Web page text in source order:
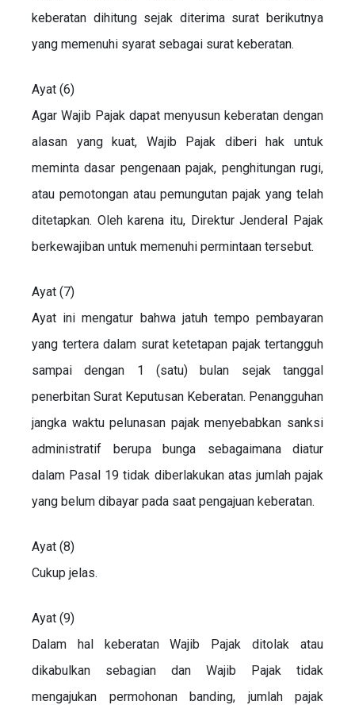
keberatan dihitung sejak diterima surat berikutnya
yang memenuhi syarat sebagai surat keberatan.
Ayat (6)
Agar Wajib Pajak dapat menyusun keberatan dengan
alasan yang kuat, Wajib Pajak diberi hak untuk
meminta dasar pengenaan pajak, penghitungan rugi,
atau pemotongan atau pemungutan pajak yang telah
ditetapkan. Oleh karena itu, Direktur Jenderal Pajak
berkewajiban untuk memenuhi permintaan tersebut.
Ayat (7)
Ayat ini mengatur bahwa jatuh tempo pembayaran
yang tertera dalam surat ketetapan pajak tertangguh
sampai dengan 1 (satu) bulan sejak tanggal
penerbitan Surat Keputusan Keberatan. Penangguhan
jangka waktu pelunasan pajak menyebabkan sanksi
administratif berupa bunga sebagaimana diatur
dalam Pasal 19 tidak diberlakukan atas jumlah pajak
yang belum dibayar pada saat pengajuan keberatan.
Ayat (8)
Cukup jelas.
Ayat (9)
Dalam hal keberatan Wajib Pajak ditolak atau
dikabulkan sebagian dan Wajib Pajak tidak
mengajukan permohonan banding, jumlah pajak